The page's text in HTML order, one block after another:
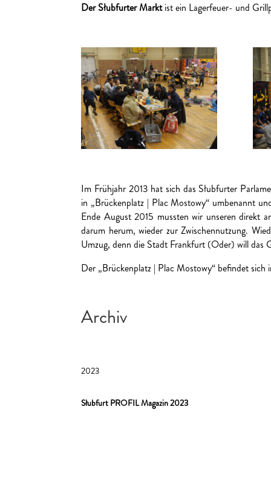
Der Słubfurter Marktist ein Lagerfeuer- und
Im Frühjahr 2013 hat sich das Słubfurter
in „Brückenplatz | Plac Mostowy“ umbenannt
Ende August 2015 mussten wir unseren direkt
darum herum, wieder zur Zwischennutzung.
Umzug, denn die Stadt Frankfurt (Oder) will das
Der „Brückenplatz | Plac Mostowy“ befindet sich
Archiv
2023
Słubfurt PROFIL Magazin 2023